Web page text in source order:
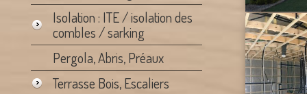
Isolation : ITE / isolation des
combles / sarking
Pergola, Abris, Préaux
Terrasse Bois, Escaliers